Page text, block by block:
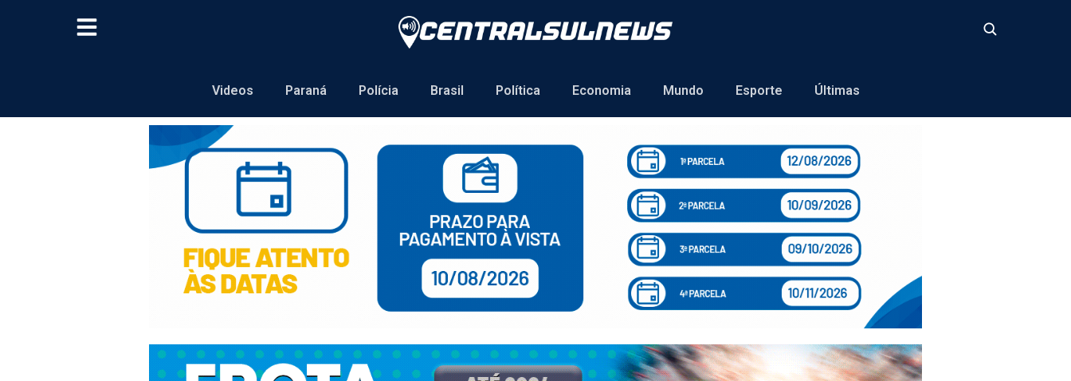
Videos Paraná Polícia Brasil Política Economia Mundo Esporte Últimas